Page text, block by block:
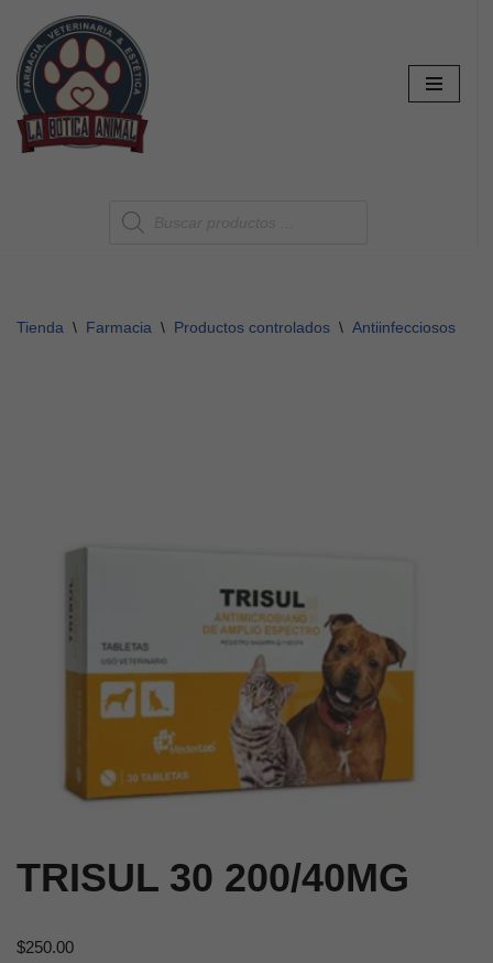
Saltar
al
contenido
Tienda \ Farmacia \ Productos controlados \ Antiinfecciosos
TRISUL 30 200/40MG
$250.00